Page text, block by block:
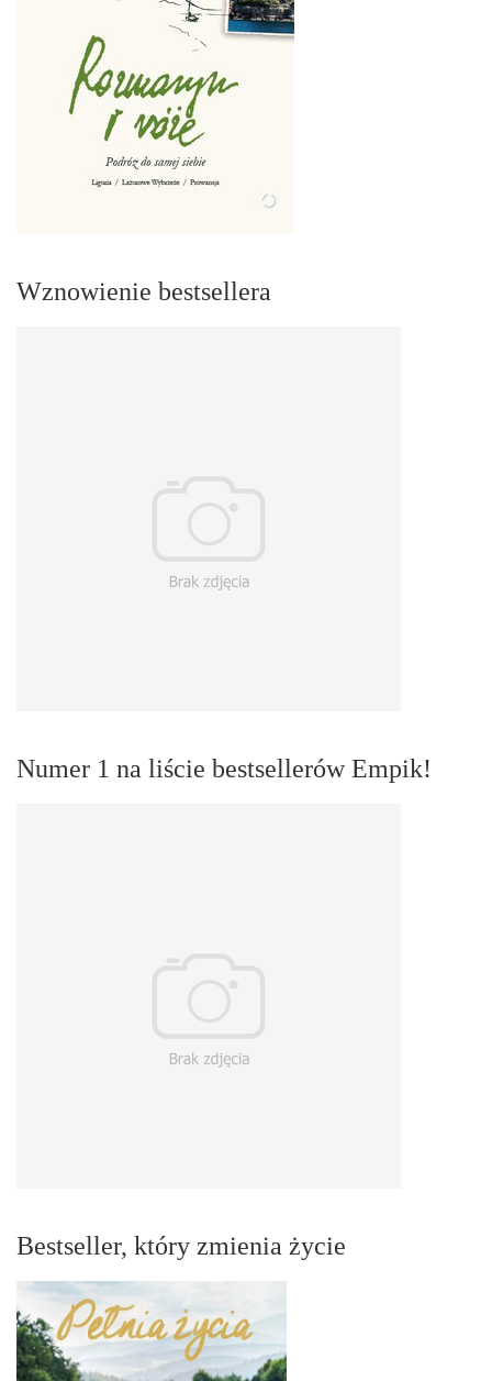
Wznowienie bestsellera
Numer 1 na liście bestsellerów Empik!
Bestseller, który zmienia życie